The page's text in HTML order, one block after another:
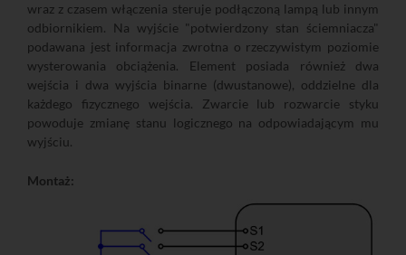
wraz z czasem włączenia steruje podłączoną lampą lub innym
odbiornikiem. Na wyjście "potwierdzony stan ściemniacza"
podawana jest informacja zwrotna o rzeczywistym poziomie
wysterowania obciążenia. Element posiada również dwa
wejścia i dwa wyjścia binarne (dwustanowe), oddzielne dla
każdego fizycznego wejścia. Zwarcie lub rozwarcie styku
powoduje zmianę stanu logicznego na odpowiadającym mu
wyjściu.
Montaż: